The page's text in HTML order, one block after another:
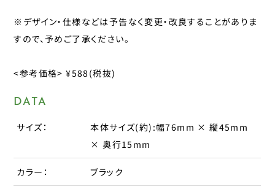
タイヤ
チューブ
パンク修理用品
真田嘉商店
川住製作所
大久保製作所
宝商
※デザイン・仕様などは予告なく変更・改良することがありま
すので、予めご了承ください。
<参考価格> ¥588(税抜)
DATA
サイズ：
本体サイズ(約):幅76mm × 縦45mm
× 奥行15mm
カラー： ブラック